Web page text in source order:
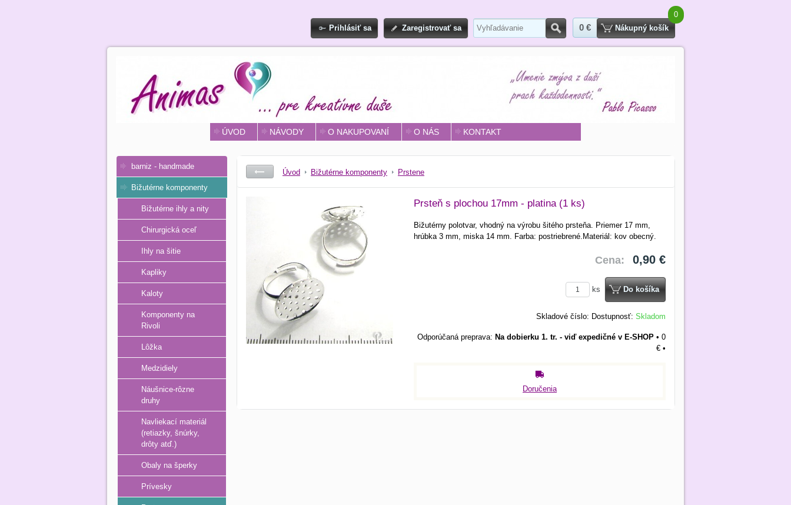
Prihlásiť sa Zaregistrovať sa Hľadať
0 €
0
Nákupný košík
ÚVOD NÁVODY O NAKUPOVANÍ O NÁS KONTAKT
Úvod Bižutérne komponenty Prstene
Prsteň s plochou 17mm - platina (1 ks)
Bižutérny polotvar, vhodný na výrobu šitého prsteňa. Priemer 17 mm,
hrúbka 3 mm, miska 14 mm. Farba: postriebrené.Materiál: kov obecný.
Cena: 0,90 €
ks Do košíka
Skladové číslo: Dostupnosť: Skladom
Na dobierku 1. tr. - viď expedičné v E-SHOP • 0
€ •
Doručenia
barniz - handmade
Bižutérne komponenty
Bižutérne ihly a nity
Chirurgická oceľ
Ihly na šitie
Kapliky
Kaloty
Komponenty na
Rivoli
Lôžka
Medzidiely
Náušnice-rôzne
druhy
Navliekací materiál
(retiazky, šnúrky,
drôty atď.)
Obaly na šperky
Prívesky